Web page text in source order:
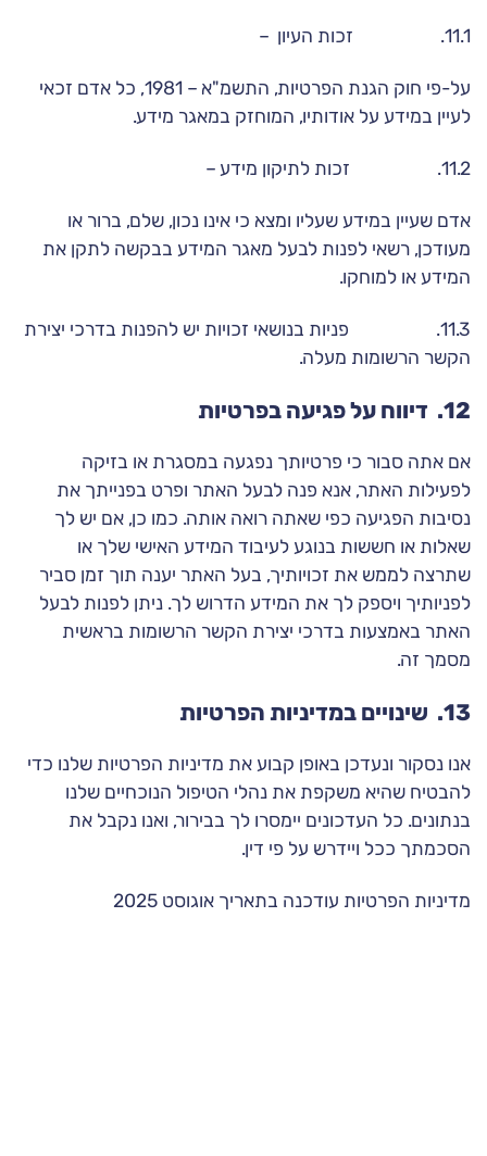
11.1. זכות העיון –
על-פי חוק הגנת הפרטיות, התשמ"א – 1981, כל אדם זכאי
לעיין במידע על אודותיו, המוחזק במאגר מידע.
11.2. זכות לתיקון מידע –
אדם שעיין במידע שעליו ומצא כי אינו נכון, שלם, ברור או
מעודכן, רשאי לפנות לבעל מאגר המידע בבקשה לתקן את
המידע או למוחקו.
11.3. פניות בנושאי זכויות יש להפנות בדרכי יצירת
הקשר הרשומות מעלה.
12. דיווח על פגיעה בפרטיות
אם אתה סבור כי פרטיותך נפגעה במסגרת או בזיקה
לפעילות האתר, אנא פנה לבעל האתר ופרט בפנייתך את
נסיבות הפגיעה כפי שאתה רואה אותה. כמו כן, אם יש לך
שאלות או חששות בנוגע לעיבוד המידע האישי שלך או
שתרצה לממש את זכויותיך, בעל האתר יענה תוך זמן סביר
לפניותיך ויספק לך את המידע הדרוש לך. ניתן לפנות לבעל
האתר באמצעות בדרכי יצירת הקשר הרשומות בראשית
מסמך זה.
13. שינויים במדיניות הפרטיות
אנו נסקור ונעדכן באופן קבוע את מדיניות הפרטיות שלנו כדי
להבטיח שהיא משקפת את נהלי הטיפול הנוכחיים שלנו
בנתונים. כל העדכונים יימסרו לך בבירור, ואנו נקבל את
הסכמתך ככל ויידרש על פי דין.
מדיניות הפרטיות עודכנה בתאריך אוגוסט 2025